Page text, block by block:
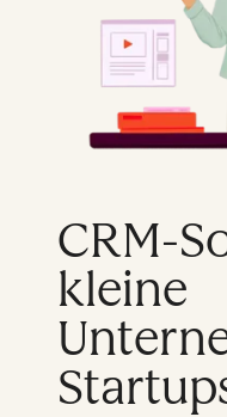
CRM-
kleine